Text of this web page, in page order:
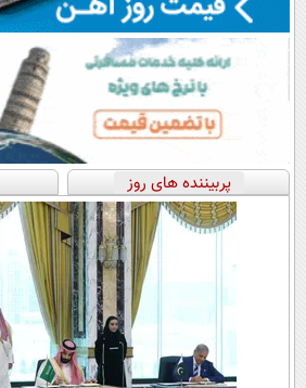
پربیننده های روز